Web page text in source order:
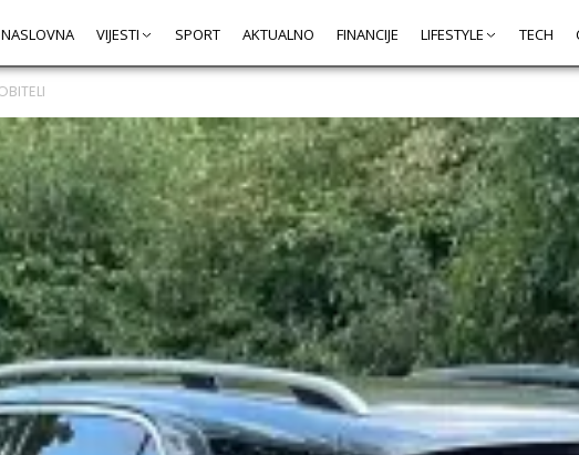
NASLOVNA VIJESTI SPORT AKTUALNO FINANCIJE LIFESTYLE TECH